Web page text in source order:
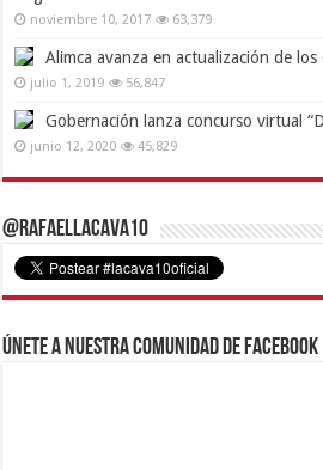
noviembre 10, 2017 63,379
Alimca avanza en actualización de
julio 1, 2019 56,847
Gobernación lanza concurso virtual
junio 12, 2020 45,829
@RafaelLacava10
Únete a nuestra comunidad de Facebook